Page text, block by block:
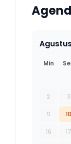
Min
2 3
9 10
16 17